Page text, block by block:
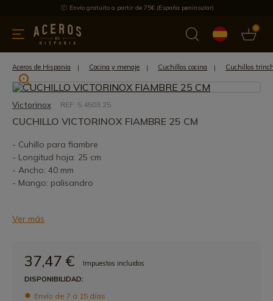
Envío gratuito a partir de 75€ (España peninsular)
0
menaje Ofertas Ultimas novedades Los más vendidos
Aceros de Hispania Cocina y menaje Cuchillos cocina Cuchillos
Victorinox REF: 5.4503.25
CUCHILLO VICTORINOX FIAMBRE 25 CM
- Cuhillo para fiambre
- Longitud hoja: 25 cm
- Ancho: 40 mm
- Mango: palisandro
Ver más
37,47 €
Impuestos incluidos
DISPONIBILIDAD:
Envío de 7 a 15 días